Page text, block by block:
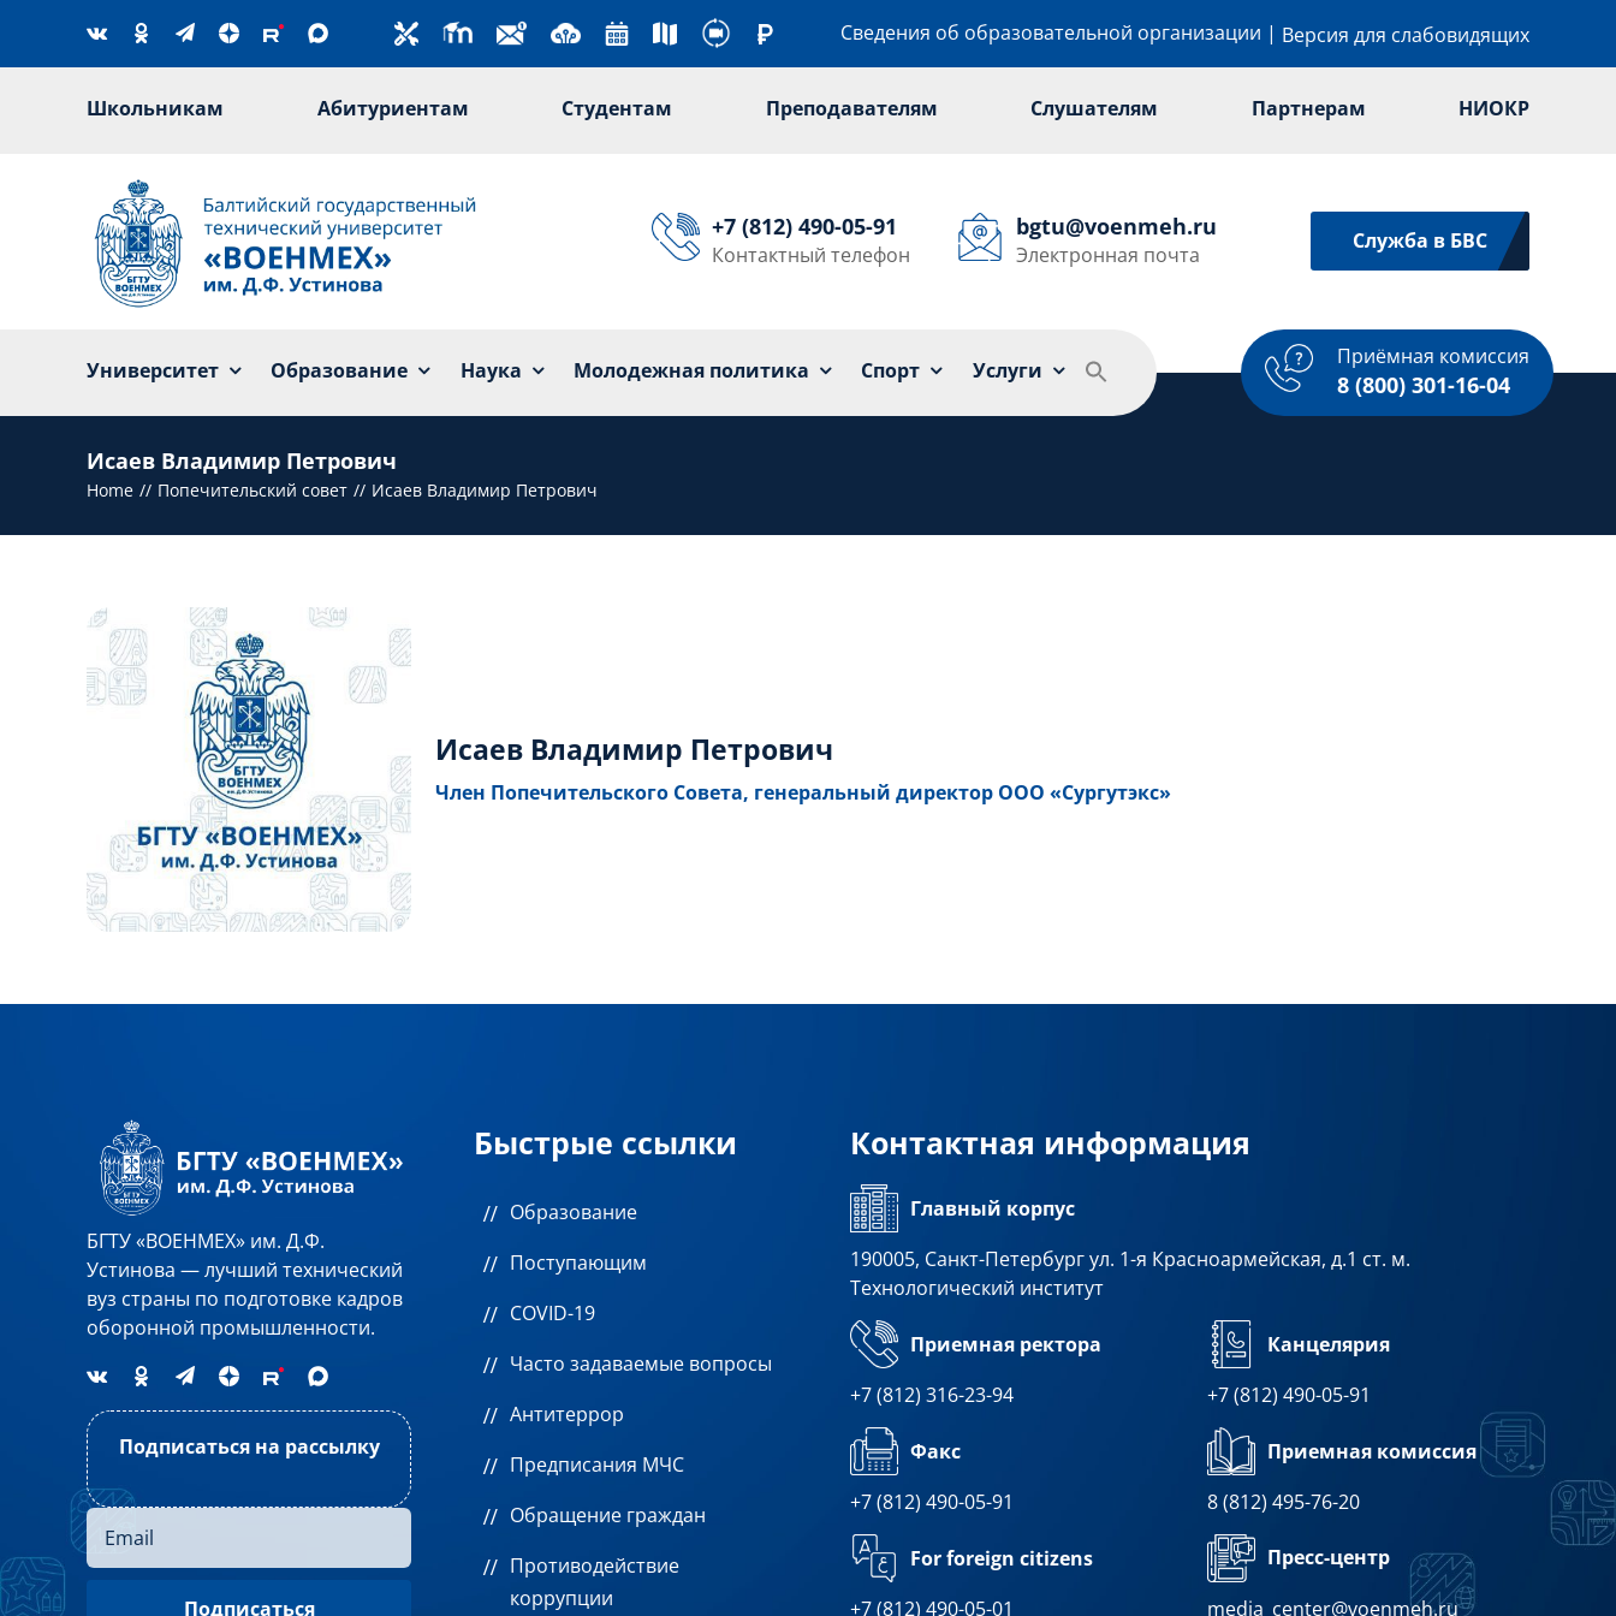
content
Сведения об образовательной организации | Версия для слабовидящих
Школьникам Абитуриентам Студентам Преподавателям Слушателям Партнерам НИОКР
+7 (812) 490-05-91
Контактный телефон
bgtu@voenmeh.ru
Электронная почта
Служба в БВС
Университет Образование Наука Молодежная политика Спорт Услуги
Приёмная комиссия
8 (800) 301-16-04
Университет Образование Наука Молодежная политика Спорт Услуги
Исаев Владимир Петрович
Home Попечительский совет Исаев Владимир Петрович
Исаев Владимир Петрович
Член Попечительского Совета, генеральный директор ООО «Сургутэкс»
БГТУ «ВОЕНМЕХ» им. Д.Ф.
Устинова — лучший технический
вуз страны по подготовке кадров
оборонной промышленности.
Подписаться на рассылку
Быстрые ссылки
Образование
Поступающим
COVID-19
Часто задаваемые вопросы
Антитеррор
Предписания МЧС
Обращение граждан
Противодействие
коррупции
Контактная информация
Главный корпус
190005, Санкт-Петербург ул. 1-я Красноармейская, д.1 ст. м.
Технологический институт
Приемная ректора
+7 (812) 316-23-94
Канцелярия
+7 (812) 490-05-91
Факс
+7 (812) 490-05-91
Приемная комиссия
8 (812) 495-76-20
For foreign citizens
+7 (812) 490-05-01
Пресс-центр
media_center@voenmeh.ru